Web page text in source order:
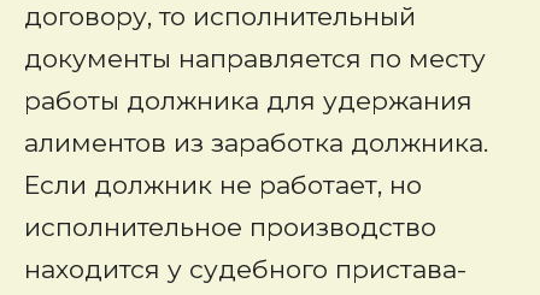
договору, то исполнительный
документы направляется по месту
работы должника для удержания
алиментов из заработка должника.
Если должник не работает, но
исполнительное производство
находится у судебного пристава-